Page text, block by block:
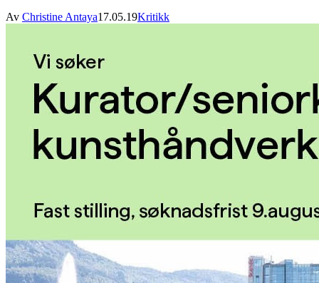
Av Christine Antaya17.05.19Kritikk